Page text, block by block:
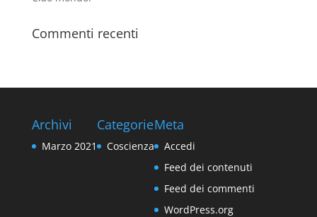
Commenti recenti
Archivi
Marzo 2021
Categorie
Coscienza
Meta
Accedi
Feed dei contenuti
Feed dei commenti
WordPress.org